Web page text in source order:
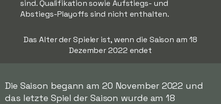
sind. Qualifikation sowie Aufstiegs- und
Abstiegs-Playoffs sind nicht enthalten.
Das Alter der Spieler ist, wenn die Saison am 18
Dezember 2022 endet
Die Saison begann am 20 November 2022 und
das letzte Spiel der Saison wurde am 18